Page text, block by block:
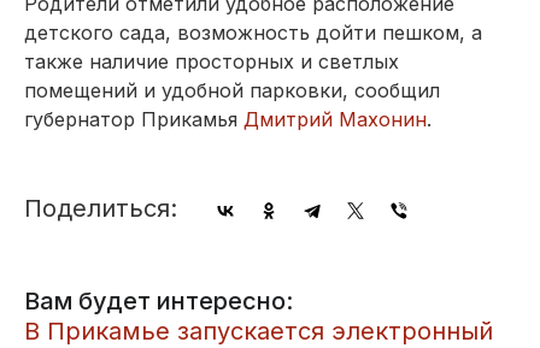
детского сада, возможность дойти пешком, а
также наличие просторных и светлых
помещений и удобной парковки, сообщил
губернатор Прикамья Дмитрий Махонин.
Поделиться:
Вам будет интересно:
В Прикамье запускается электронный